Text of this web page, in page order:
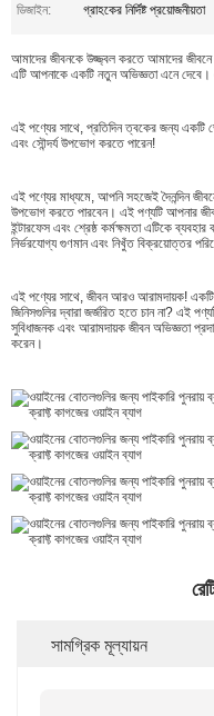
ডিজাইন:
গ্রাহকের নির্দিষ্ট প্রয়োজনীয়তা
আমাদের জীবনকে উজ্জ্বল করতে আমাদের জীবনে
এটি আপনাকে একটি নতুন অভিজ্ঞতা এনে
এই পণ্যের সাথে, প্রতিদিন ত্বকের জন্য
এবং সৌন্দর্য উপভোগ করতে পারেন!
এই পণ্যের মাধ্যমে, আপনি সহজেই দৈনন্দিন
উপভোগ করতে পারবেন। এই পণ্যটি আপনার
ইন্টারফেস এবং শ্রেষ্ঠ কর্মক্ষমতা এটিকে
নির্ভরযোগ্য গুণমান এবং নিখুঁত বিক্রয়োত্তর
এই পণ্যের সাথে, জীবন আরও আরামদায়ক!
জিনিসগুলির দ্বারা জর্জরিত হতে চান না? এই
সুবিধাজনক এবং আরামদায়ক জীবন অভিজ্ঞতা
করেন।
সামগ্রিক মূল্যায়ন